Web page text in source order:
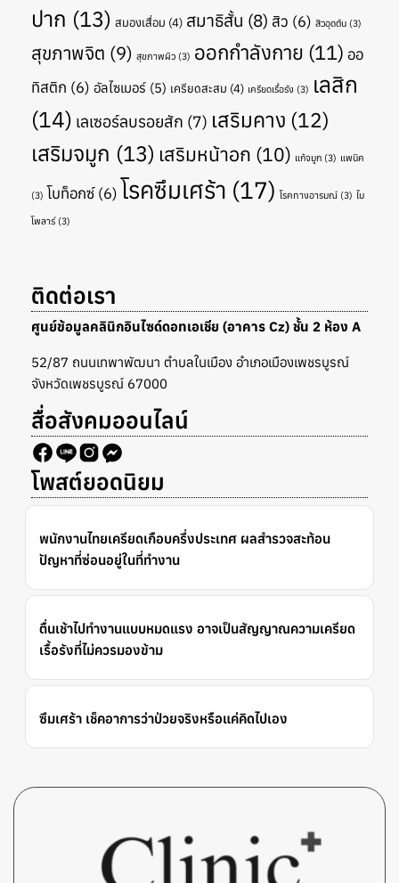
ปาก (13) สมองเสื่อม (4) สมาธิสั้น (8) สิว (6) สิวอุดตัน (3)
สุขภาพจิต (9) สุขภาพผิว (3) ออกกำลังกาย (11) ออ
ทิสติก (6) อัลไซเมอร์ (5) เครียดสะสม (4) เครียดเรื้อรัง (3) เลสิก
(14) เลเซอร์ลบรอยสัก (7) เสริมคาง (12)
เสริมจมูก (13) เสริมหน้าอก (10) แก้จมูก (3) แพนิค
(3) โบท็อกซ์(6) โรคซึมเศร้า (17) โรคทางอารมณ์ (3) ไบ
โพลาร์(3)
ติดต่อเรา
ศูนย์ข้อมูลคลินิกอินไซด์ดอทเอเชีย (อาคาร Cz) ชั้น 2 ห้อง A
52/87 ถนนเทพาพัฒนา ตำบลในเมือง อำเภอเมืองเพชรบูรณ์
จังหวัดเพชรบูรณ์ 67000
สื่อสังคมออนไลน์
โพสต์ยอดนิยม
พนักงานไทยเครียดเกือบครึ่งประเทศ ผลสำรวจสะท้อน
ปัญหาที่ซ่อนอยู่ในที่ทำงาน
ตื่นเช้าไปทำงานแบบหมดแรง อาจเป็นสัญญาณความเครียด
เรื้อรังที่ไม่ควรมองข้าม
ซึมเศร้า เช็คอาการว่าป่วยจริงหรือแค่คิดไปเอง